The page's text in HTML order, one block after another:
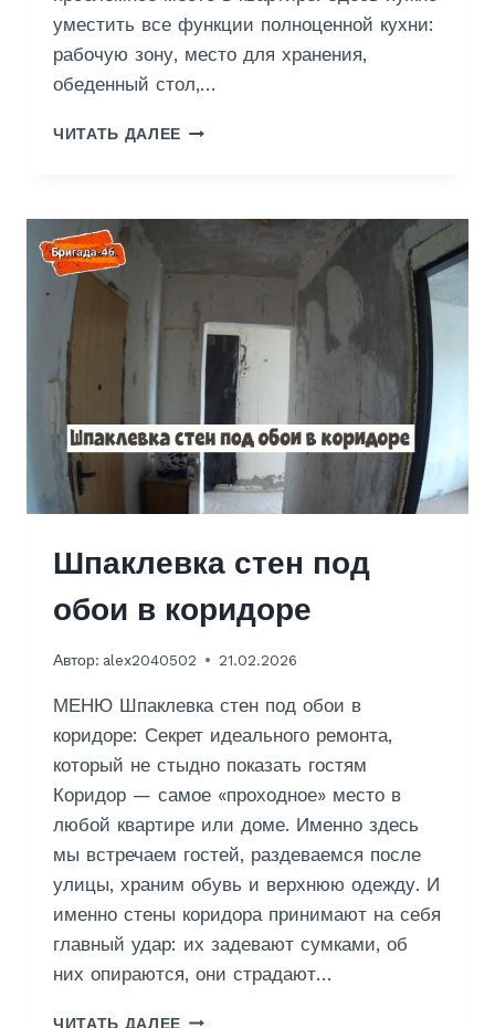
Т
И
уместить все функции полноценной кухни:
рабочую зону, место для хранения,
обеденный стол,…
ЧИТАТЬ ДАЛЕЕ Р
Н
К
В
.
Р
Щ
В
К
Шпаклевка стен под
обои в коридоре
Автор: alex2040502 21.02.2026
МЕНЮ Шпаклевка стен под обои в
коридоре: Секрет идеального ремонта,
который не стыдно показать гостям
Коридор — самое «проходное» место в
любой квартире или доме. Именно здесь
мы встречаем гостей, раздеваемся после
улицы, храним обувь и верхнюю одежду. И
именно стены коридора принимают на себя
главный удар: их задевают сумками, об
них опираются, они страдают…
ЧИТАТЬ ДАЛЕЕ Ш